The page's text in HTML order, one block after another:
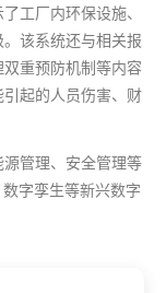
工厂内环保设施、
该系统还与相关报
重预防机制等内容
起的人员伤害、财
管理、安全管理等
字孪生等新兴数字